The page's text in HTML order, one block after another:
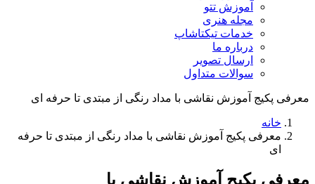
آموزش تتو
مجله هنری
خدمات تیکتاشاپ
درباره ما
ارسال تصویر
سوالات متداول
معرفی پکیج آموزش نقاشی با مداد رنگی از مبتدی تا حرفه ای
خانه
معرفی پکیج آموزش نقاشی با مداد رنگی از مبتدی تا حرفه
ای
معرفی پکیج آموزش نقاشی با